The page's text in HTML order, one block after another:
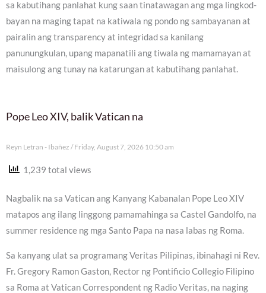
sa kabutihang panlahat kung saan tinatawagan ang mga lingkod-
bayan na maging tapat na katiwala ng pondo ng sambayanan at
pairalin ang transparency at integridad sa kanilang
panunungkulan, upang mapanatili ang tiwala ng mamamayan at
maisulong ang tunay na katarungan at kabutihang panlahat.
Pope Leo XIV, balik Vatican na
Reyn Letran - Ibañez Friday, August 7, 2026 10:50 am
1,239 total views
Nagbalik na sa Vatican ang Kanyang Kabanalan Pope Leo XIV
matapos ang ilang linggong pamamahinga sa Castel Gandolfo, na
summer residence ng mga Santo Papa na nasa labas ng Roma.
Sa kanyang ulat sa programang Veritas Pilipinas, ibinahagi ni Rev.
Fr. Gregory Ramon Gaston, Rector ng Pontificio Collegio Filipino
sa Roma at Vatican Correspondent ng Radio Veritas, na naging